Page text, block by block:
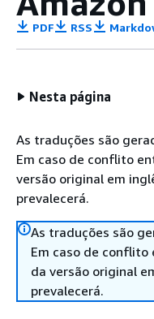
PDF RSS
Nesta página
As traduções são
Em caso de conflito
versão original em
prevalecerá.
As traduções são
Em caso de
da versão original
prevalecerá.